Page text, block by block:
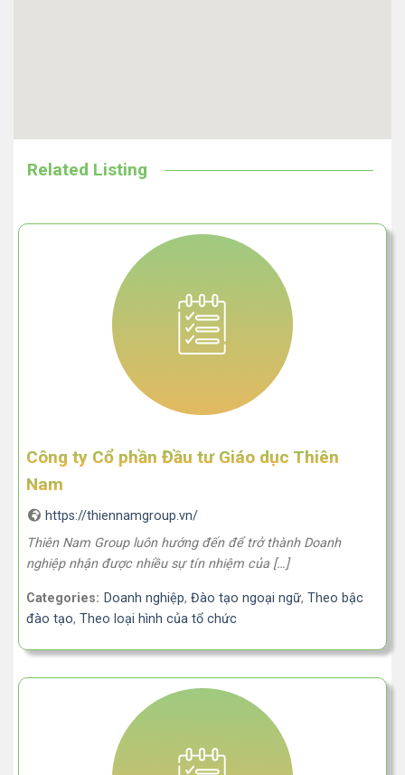
Related Listing
Công ty Cổ phần Đầu tư Giáo dục Thiên
Nam
https://thiennamgroup.vn/
Thiên Nam Group luôn hướng đến để trở thành Doanh
nghiệp nhận được nhiều sự tín nhiệm của […]
Categories: Doanh nghiệp, Đào tạo ngoại ngữ, Theo bậc
đào tạo, Theo loại hình của tổ chức